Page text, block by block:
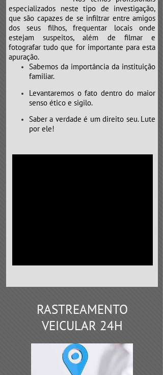
especializados neste tipo de investigação,
que são capazes de se infiltrar entre amigos
dos seus filhos, frequentar locais onde
estejam suspeitos, além de filmar e
fotografar tudo que for importante para esta
apuração.
Sabemos da importância da instituição
familiar.
Levantaremos o fato dentro do maior
senso ético e sigilo.
Saber a verdade é um direito seu. Lute
por ele!
RASTREAMENTO
VEICULAR 24H